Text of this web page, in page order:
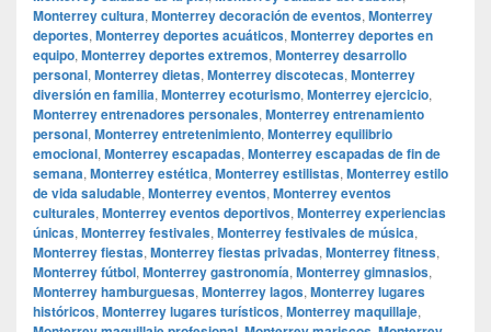
Monterrey cultura, Monterrey decoración de eventos, Monterrey
deportes, Monterrey deportes acuáticos, Monterrey deportes en
equipo, Monterrey deportes extremos, Monterrey desarrollo
personal, Monterrey dietas, Monterrey discotecas, Monterrey
diversión en familia, Monterrey ecoturismo, Monterrey ejercicio,
Monterrey entrenadores personales, Monterrey entrenamiento
personal, Monterrey entretenimiento, Monterrey equilibrio
emocional, Monterrey escapadas, Monterrey escapadas de fin de
semana, Monterrey estética, Monterrey estilistas, Monterrey estilo
de vida saludable, Monterrey eventos, Monterrey eventos
culturales, Monterrey eventos deportivos, Monterrey experiencias
únicas, Monterrey festivales, Monterrey festivales de música,
Monterrey fiestas, Monterrey fiestas privadas, Monterrey fitness,
Monterrey fútbol, Monterrey gastronomía, Monterrey gimnasios,
Monterrey hamburguesas, Monterrey lagos, Monterrey lugares
históricos, Monterrey lugares turísticos, Monterrey maquillaje,